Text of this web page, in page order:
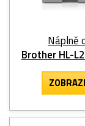
Náplně
Brother HL-